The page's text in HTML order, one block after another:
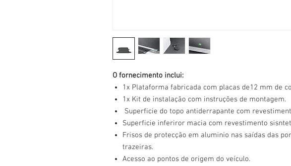
O fornecimento inclui:
1x Plataforma fabricada com placas de12 mm de
1x Kit de instalação com instruções de montagem.
Superficie do topo antiderrapante com
Superficie inferiror macia com revestimento
Frisos de protecção em aluminio nas saídas das
trazeiras.
Acesso ao pontos de origem do veículo.